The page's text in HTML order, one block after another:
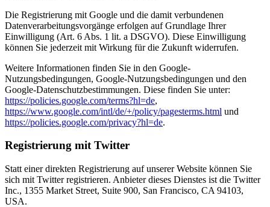
Die Registrierung mit Google und die damit verbundenen
Datenverarbeitungsvorgänge erfolgen auf Grundlage Ihrer
Einwilligung (Art. 6 Abs. 1 lit. a DSGVO). Diese Einwilligung
können Sie jederzeit mit Wirkung für die Zukunft widerrufen.
Weitere Informationen finden Sie in den Google-
Nutzungsbedingungen, Google-Nutzungsbedingungen und den
Google-Datenschutzbestimmungen. Diese finden Sie unter:
https://policies.google.com/terms?hl=de,
https://www.google.com/intl/de/+/policy/pagesterms.html und
https://policies.google.com/privacy?hl=de.
Registrierung mit Twitter
Statt einer direkten Registrierung auf unserer Website können Sie
sich mit Twitter registrieren. Anbieter dieses Dienstes ist die Twitter
Inc., 1355 Market Street, Suite 900, San Francisco, CA 94103,
USA.